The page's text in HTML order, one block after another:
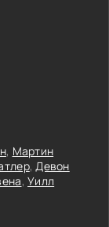
, Мартин
,Девон
,Уилл